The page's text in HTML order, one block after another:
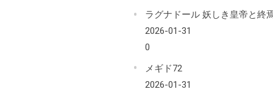
ラグナドール 妖しき皇帝と終
2026-01-31
0
メギド72
2026-01-31